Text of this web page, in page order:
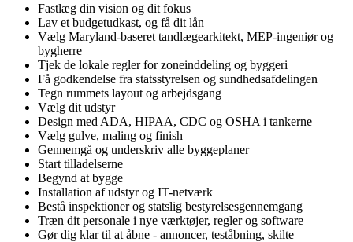
Fastlæg din vision og dit fokus
Lav et budgetudkast, og få dit lån
Vælg Maryland-baseret tandlægearkitekt, MEP-ingeniør og
bygherre
Tjek de lokale regler for zoneinddeling og byggeri
Få godkendelse fra statsstyrelsen og sundhedsafdelingen
Tegn rummets layout og arbejdsgang
Vælg dit udstyr
Design med ADA, HIPAA, CDC og OSHA i tankerne
Vælg gulve, maling og finish
Gennemgå og underskriv alle byggeplaner
Start tilladelserne
Begynd at bygge
Installation af udstyr og IT-netværk
Bestå inspektioner og statslig bestyrelsesgennemgang
Træn dit personale i nye værktøjer, regler og software
Gør dig klar til at åbne - annoncer, teståbning, skilte